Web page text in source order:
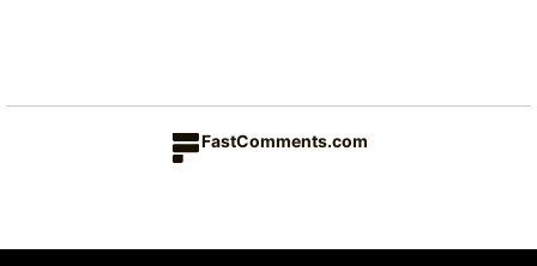
FastComments.com